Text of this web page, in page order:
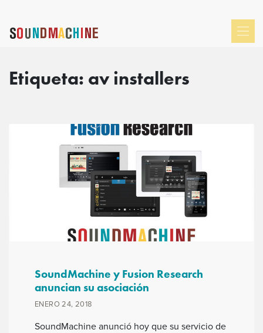
Etiqueta: av installers
SoundMachine y Fusion Research
anuncian su asociación
ENERO 24, 2018
SoundMachine anunció hoy que su servicio de